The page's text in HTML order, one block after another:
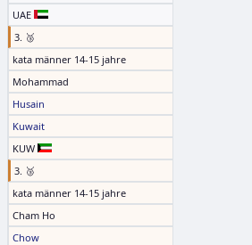
UAE
3. 🥉
kata männer 14-15 jahre
Mohammad
Husain
Kuwait
KUW
3. 🥉
kata männer 14-15 jahre
Cham Ho
Chow